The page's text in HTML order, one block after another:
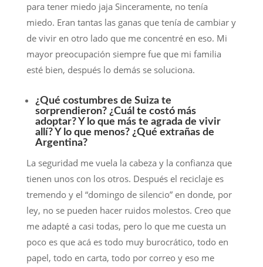
para tener miedo jaja Sinceramente, no tenía
miedo. Eran tantas las ganas que tenía de cambiar y
de vivir en otro lado que me concentré en eso. Mi
mayor preocupación siempre fue que mi familia
esté bien, después lo demás se soluciona.
¿Qué costumbres de Suiza te
sorprendieron? ¿Cuál te costó más
adoptar? Y lo que más te agrada de vivir
allí? Y lo que menos? ¿Qué extrañas de
Argentina?
La seguridad me vuela la cabeza y la confianza que
tienen unos con los otros. Después el reciclaje es
tremendo y el “domingo de silencio” en donde, por
ley, no se pueden hacer ruidos molestos. Creo que
me adapté a casi todas, pero lo que me cuesta un
poco es que acá es todo muy burocrático, todo en
papel, todo en carta, todo por correo y eso me